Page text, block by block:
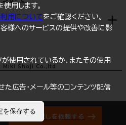
まとめて資料請求
オフィス探しを依頼する
用します。
用についてをご確認ください。
様へのサービスの提供や改善に影
使用されているか、またその使用
広告・メール等のコンテンツ配信
を保存する
Miki Shoji Co.,ltd